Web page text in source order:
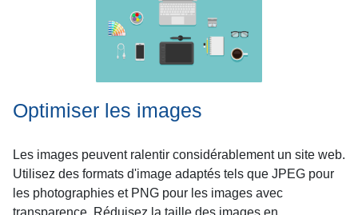
Optimiser les images
Les images peuvent ralentir considérablement un site web.
Utilisez des formats d'image adaptés tels que JPEG pour
les photographies et PNG pour les images avec